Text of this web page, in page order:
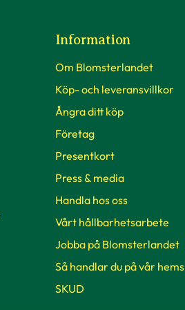
Information
Om Blomsterlandet
Köp- och leveransvillkor
Ångra ditt köp
Företag
Presentkort
Press & media
Handla hos oss
Vårt hållbarhetsarbete
Jobba på Blomsterlandet
Så handlar du på vår
SKUD